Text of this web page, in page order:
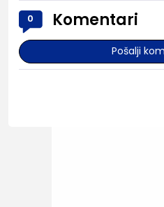
0 Komentari
Pošalji